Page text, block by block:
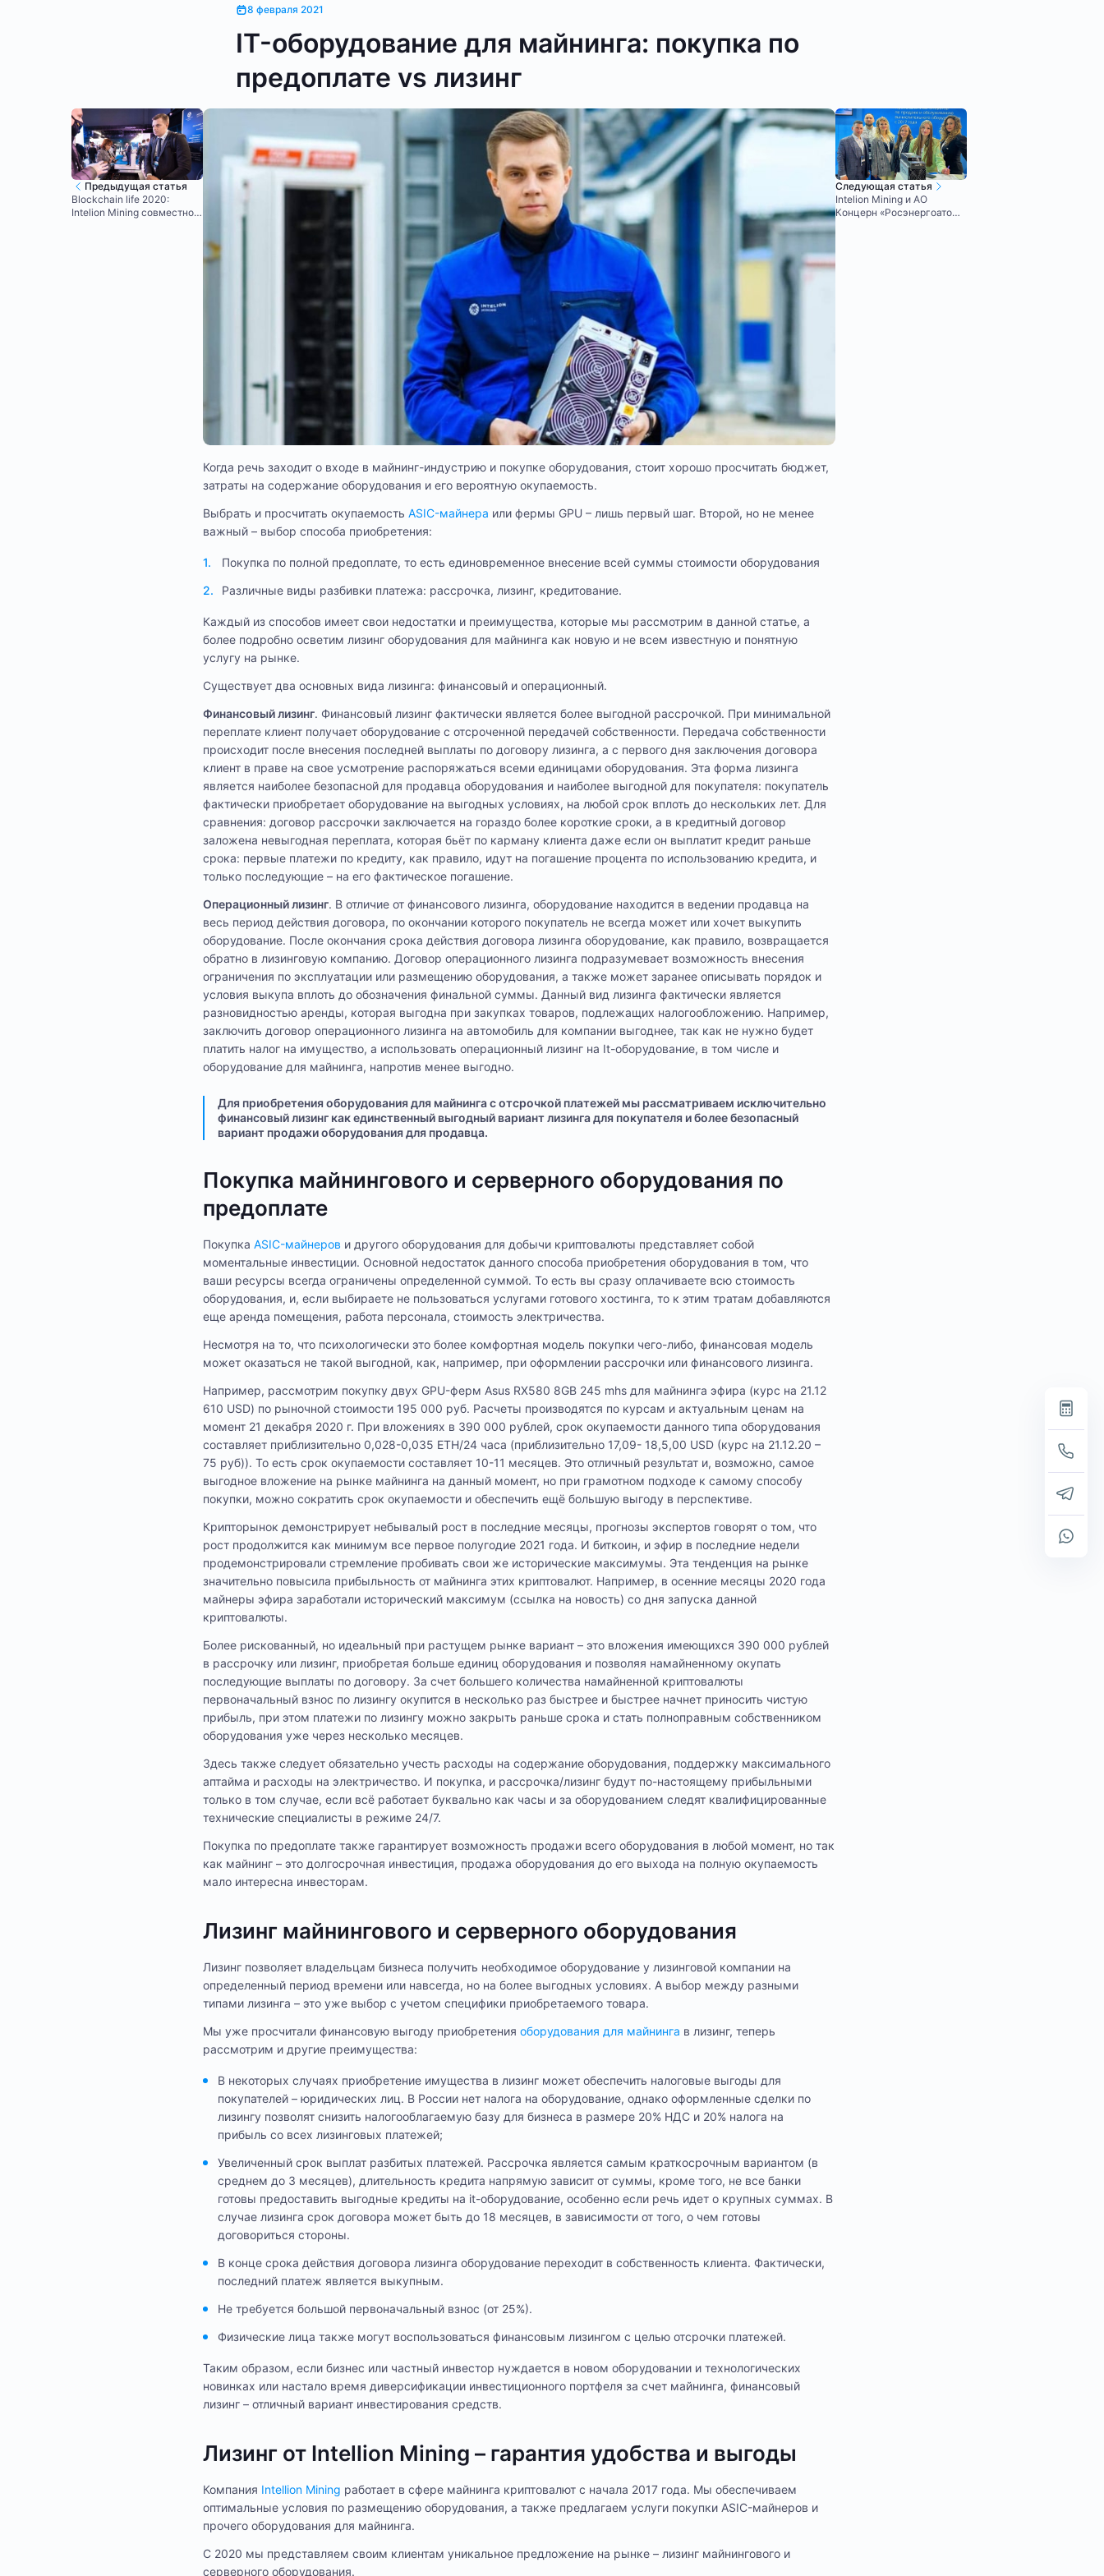
8 февраля 2021
IT-оборудование для майнинга: покупка по
предоплате vs лизинг
Предыдущая статья
Blockchain life 2020:
Intelion Mining совместно с
Когда речь заходит о входе в майнинг-индустрию и покупке оборудования, стоит хорошо просчитать бюджет,
затраты на содержание оборудования и его вероятную окупаемость.
Выбрать и просчитать окупаемость ASIC-майнера или фермы GPU – лишь первый шаг. Второй, но не менее
важный – выбор способа приобретения:
Покупка по полной предоплате, то есть единовременное внесение всей суммы стоимости оборудования
Различные виды разбивки платежа: рассрочка, лизинг, кредитование.
Каждый из способов имеет свои недостатки и преимущества, которые мы рассмотрим в данной статье, а
более подробно осветим лизинг оборудования для майнинга как новую и не всем известную и понятную
услугу на рынке.
Существует два основных вида лизинга: финансовый и операционный.
Финансовый лизинг. Финансовый лизинг фактически является более выгодной рассрочкой. При минимальной
переплате клиент получает оборудование с отсроченной передачей собственности. Передача собственности
происходит после внесения последней выплаты по договору лизинга, а с первого дня заключения договора
клиент в праве на свое усмотрение распоряжаться всеми единицами оборудования. Эта форма лизинга
является наиболее безопасной для продавца оборудования и наиболее выгодной для покупателя: покупатель
фактически приобретает оборудование на выгодных условиях, на любой срок вплоть до нескольких лет. Для
сравнения: договор рассрочки заключается на гораздо более короткие сроки, а в кредитный договор
заложена невыгодная переплата, которая бьёт по карману клиента даже если он выплатит кредит раньше
срока: первые платежи по кредиту, как правило, идут на погашение процента по использованию кредита, и
только последующие – на его фактическое погашение.
Операционный лизинг. В отличие от финансового лизинга, оборудование находится в ведении продавца на
весь период действия договора, по окончании которого покупатель не всегда может или хочет выкупить
оборудование. После окончания срока действия договора лизинга оборудование, как правило, возвращается
обратно в лизинговую компанию. Договор операционного лизинга подразумевает возможность внесения
ограничения по эксплуатации или размещению оборудования, а также может заранее описывать порядок и
условия выкупа вплоть до обозначения финальной суммы. Данный вид лизинга фактически является
разновидностью аренды, которая выгодна при закупках товаров, подлежащих налогообложению. Например,
заключить договор операционного лизинга на автомобиль для компании выгоднее, так как не нужно будет
платить налог на имущество, а использовать операционный лизинг на It-оборудование, в том числе и
оборудование для майнинга, напротив менее выгодно.
Для приобретения оборудования для майнинга с отсрочкой платежей мы рассматриваем исключительно
финансовый лизинг как единственный выгодный вариант лизинга для покупателя и более безопасный
вариант продажи оборудования для продавца.
Покупка майнингового и серверного оборудования по
предоплате
Покупка ASIC-майнеров и другого оборудования для добычи криптовалюты представляет собой
моментальные инвестиции. Основной недостаток данного способа приобретения оборудования в том, что
ваши ресурсы всегда ограничены определенной суммой. То есть вы сразу оплачиваете всю стоимость
оборудования, и, если выбираете не пользоваться услугами готового хостинга, то к этим тратам добавляются
еще аренда помещения, работа персонала, стоимость электричества.
Несмотря на то, что психологически это более комфортная модель покупки чего-либо, финансовая модель
может оказаться не такой выгодной, как, например, при оформлении рассрочки или финансового лизинга.
Например, рассмотрим покупку двух GPU-ферм Asus RX580 8GB 245 mhs для майнинга эфира (курс на 21.12
610 USD) по рыночной стоимости 195 000 руб. Расчеты производятся по курсам и актуальным ценам на
момент 21 декабря 2020 г. При вложениях в 390 000 рублей, срок окупаемости данного типа оборудования
составляет приблизительно 0,028-0,035 ETH/24 часа (приблизительно 17,09- 18,5,00 USD (курс на 21.12.20 –
75 руб)). То есть срок окупаемости составляет 10-11 месяцев. Это отличный результат и, возможно, самое
выгодное вложение на рынке майнинга на данный момент, но при грамотном подходе к самому способу
покупки, можно сократить срок окупаемости и обеспечить ещё большую выгоду в перспективе.
Крипторынок демонстрирует небывалый рост в последние месяцы, прогнозы экспертов говорят о том, что
рост продолжится как минимум все первое полугодие 2021 года. И биткоин, и эфир в последние недели
продемонстрировали стремление пробивать свои же исторические максимумы. Эта тенденция на рынке
значительно повысила прибыльность от майнинга этих криптовалют. Например, в осенние месяцы 2020 года
майнеры эфира заработали исторический максимум (ссылка на новость) со дня запуска данной
криптовалюты.
Более рискованный, но идеальный при растущем рынке вариант – это вложения имеющихся 390 000 рублей
в рассрочку или лизинг, приобретая больше единиц оборудования и позволяя намайненному окупать
последующие выплаты по договору. За счет большего количества намайненной криптовалюты
первоначальный взнос по лизингу окупится в несколько раз быстрее и быстрее начнет приносить чистую
прибыль, при этом платежи по лизингу можно закрыть раньше срока и стать полноправным собственником
оборудования уже через несколько месяцев.
Здесь также следует обязательно учесть расходы на содержание оборудования, поддержку максимального
аптайма и расходы на электричество. И покупка, и рассрочка/лизинг будут по-настоящему прибыльными
только в том случае, если всё работает буквально как часы и за оборудованием следят квалифицированные
технические специалисты в режиме 24/7.
Покупка по предоплате также гарантирует возможность продажи всего оборудования в любой момент, но так
как майнинг – это долгосрочная инвестиция, продажа оборудования до его выхода на полную окупаемость
мало интересна инвесторам.
Лизинг майнингового и серверного оборудования
Лизинг позволяет владельцам бизнеса получить необходимое оборудование у лизинговой компании на
определенный период времени или навсегда, но на более выгодных условиях. А выбор между разными
типами лизинга – это уже выбор с учетом специфики приобретаемого товара.
Мы уже просчитали финансовую выгоду приобретения оборудования для майнинга в лизинг, теперь
рассмотрим и другие преимущества:
В некоторых случаях приобретение имущества в лизинг может обеспечить налоговые выгоды для
покупателей – юридических лиц. В России нет налога на оборудование, однако оформленные сделки по
лизингу позволят снизить налогооблагаемую базу для бизнеса в размере 20% НДС и 20% налога на
прибыль со всех лизинговых платежей;
Увеличенный срок выплат разбитых платежей. Рассрочка является самым краткосрочным вариантом (в
среднем до 3 месяцев), длительность кредита напрямую зависит от суммы, кроме того, не все банки
готовы предоставить выгодные кредиты на it-оборудование, особенно если речь идет о крупных суммах. В
случае лизинга срок договора может быть до 18 месяцев, в зависимости от того, о чем готовы
договориться стороны.
В конце срока действия договора лизинга оборудование переходит в собственность клиента. Фактически,
последний платеж является выкупным.
Не требуется большой первоначальный взнос (от 25%).
Физические лица также могут воспользоваться финансовым лизингом с целью отсрочки платежей.
Таким образом, если бизнес или частный инвестор нуждается в новом оборудовании и технологических
новинках или настало время диверсификации инвестиционного портфеля за счет майнинга, финансовый
лизинг – отличный вариант инвестирования средств.
Лизинг от Intellion Mining – гарантия удобства и выгоды
Компания Intellion Mining работает в сфере майнинга криптовалют с начала 2017 года. Мы обеспечиваем
оптимальные условия по размещению оборудования, а также предлагаем услуги покупки ASIC-майнеров и
прочего оборудования для майнинга.
С 2020 мы представляем своим клиентам уникальное предложение на рынке – лизинг майнингового и
серверного оборудования.
Следующая статья
Intelion Mining и АО
Концерн «Росэнергоатом»